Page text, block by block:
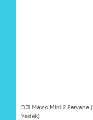
DJI Mavic Mini 2 Pervane (
Yedek)